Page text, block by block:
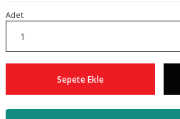
Adet
Sepete Ekle